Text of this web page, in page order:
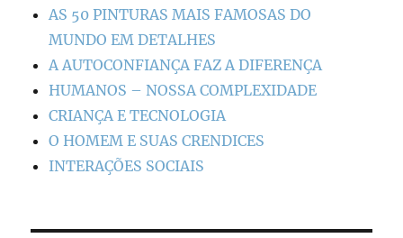
AS 50 PINTURAS MAIS FAMOSAS DO
MUNDO EM DETALHES
A AUTOCONFIANÇA FAZ A DIFERENÇA
HUMANOS – NOSSA COMPLEXIDADE
CRIANÇA E TECNOLOGIA
O HOMEM E SUAS CRENDICES
INTERAÇÕES SOCIAIS